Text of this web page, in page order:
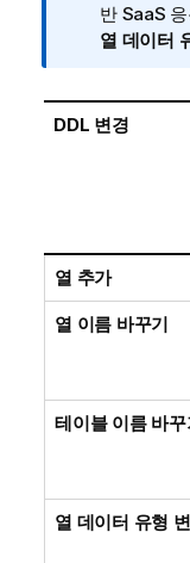
메
모
반 SaaS
열 데이터
DDL 변경
열 추가
열 이름 바꾸기
테이블 이름 바꾸
열 데이터 유형